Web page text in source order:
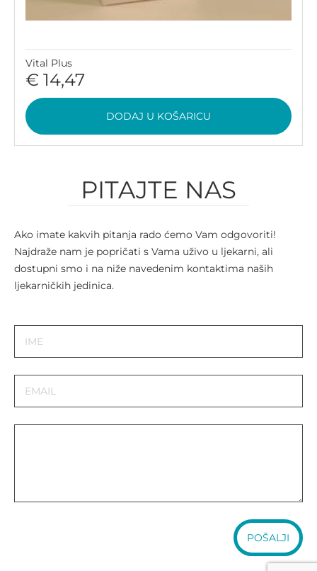
Vital Plus
€ 14,47
DODAJ U KOŠARICU
PITAJTE NAS
Ako imate kakvih pitanja rado ćemo Vam odgovoriti!
Najdraže nam je popričati s Vama uživo u ljekarni, ali
dostupni smo i na niže navedenim kontaktima naših
ljekarničkih jedinica.
POŠALJI